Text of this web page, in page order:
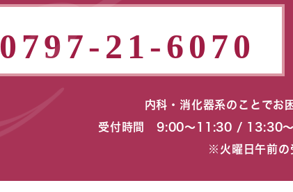
0797-21-6070
内科・消化器系のことでお
受付時間 9:00〜11:30 / 13:30
※火曜日午前